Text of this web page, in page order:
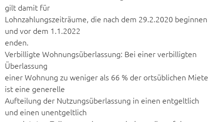
gilt damit für
Lohnzahlungszeiträume, die nach dem 29.2.2020 beginnen
und vor dem 1.1.2022
enden.
Verbilligte Wohnungsüberlassung: Bei einer verbilligten
Überlassung
einer Wohnung zu weniger als 66 % der ortsüblichen Miete
ist eine generelle
Aufteilung der Nutzungsüberlassung in einen entgeltlich
und einen unentgeltlich